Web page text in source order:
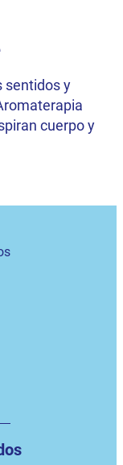
sentidos y
cuerpo y